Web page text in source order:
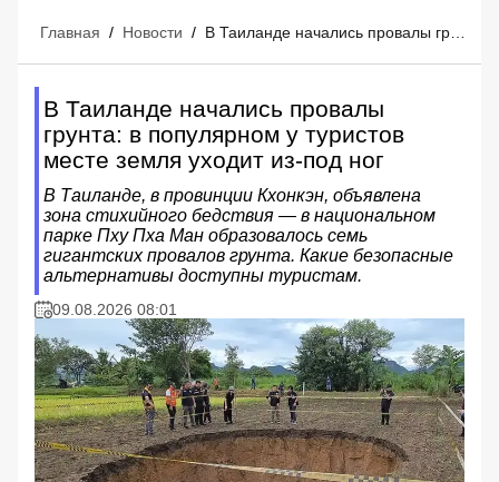
Главная / Новости /
В Таиланде начались провалы
грунта: в популярном у туристов
месте земля уходит из-под ног
В Таиланде, в провинции Кхонкэн, объявлена
зона стихийного бедствия — в национальном
парке Пху Пха Ман образовалось семь
гигантских провалов грунта. Какие безопасные
альтернативы доступны туристам.
09.08.2026 08:01